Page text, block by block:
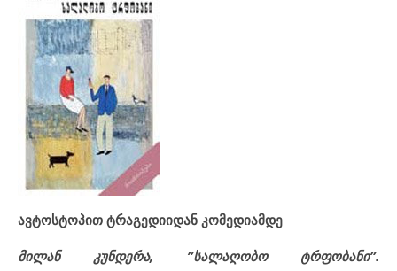
ავტოსტოპით ტრაგედიიდან კომედიამდე
მილან კუნდერა, ”სალაღობო ტრფობანი”.